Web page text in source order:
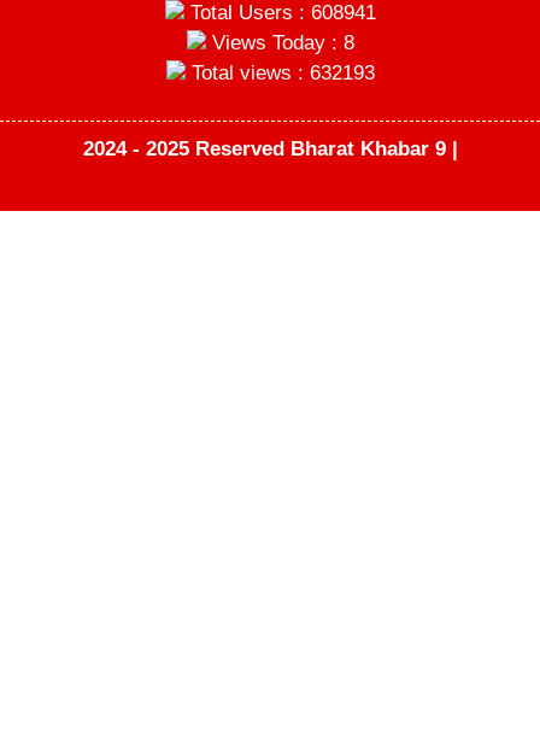
Total Users : 608941
Views Today : 8
Total views : 632193
2024 - 2025 Reserved Bharat Khabar 9 |